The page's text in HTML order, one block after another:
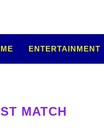
ENTERTAINMENT
MATCH